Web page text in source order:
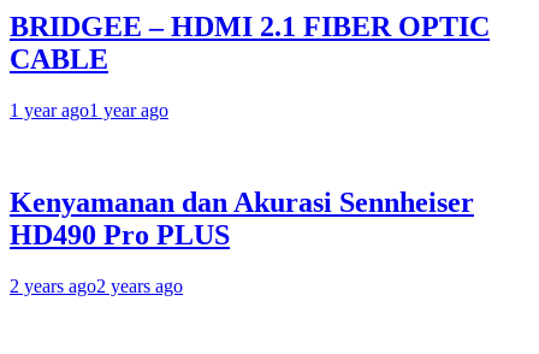
BRIDGEE – HDMI 2.1 FIBER OPTIC
CABLE
1 year ago1 year ago
Kenyamanan dan Akurasi Sennheiser
HD490 Pro PLUS
2 years ago2 years ago